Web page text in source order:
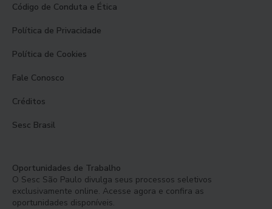
Código de Conduta e Ética
Política de Privacidade
Política de Cookies
Fale Conosco
Créditos
Sesc Brasil
Oportunidades de Trabalho
O Sesc São Paulo divulga seus processos seletivos
exclusivamente online. Acesse agora e confira as
oportunidades disponíveis.